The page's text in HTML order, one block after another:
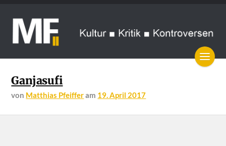
Ganjasufi
von Matthias Pfeifferam 19. April 2017